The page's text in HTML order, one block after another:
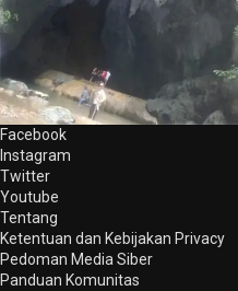
Facebook
Instagram
Twitter
Youtube
Tentang
Ketentuan dan Kebijakan Privacy
Pedoman Media Siber
Panduan Komunitas